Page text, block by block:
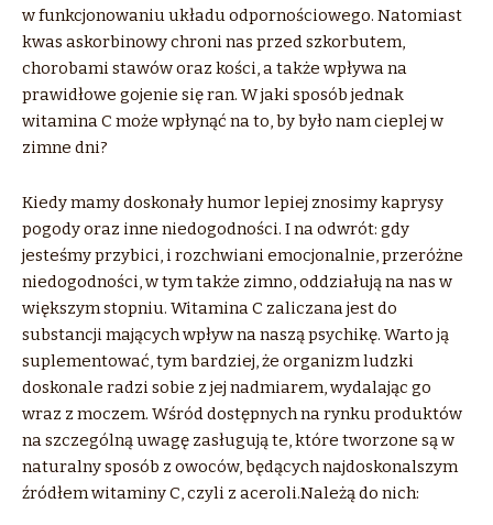
w funkcjonowaniu układu odpornościowego. Natomiast
kwas askorbinowy chroni nas przed szkorbutem,
chorobami stawów oraz kości, a także wpływa na
prawidłowe gojenie się ran. W jaki sposób jednak
witamina C może wpłynąć na to, by było nam cieplej w
zimne dni?
Kiedy mamy doskonały humor lepiej znosimy kaprysy
pogody oraz inne niedogodności. I na odwrót: gdy
jesteśmy przybici, i rozchwiani emocjonalnie, przeróżne
niedogodności, w tym także zimno, oddziałują na nas w
większym stopniu. Witamina C zaliczana jest do
substancji mających wpływ na naszą psychikę. Warto ją
suplementować, tym bardziej, że organizm ludzki
doskonale radzi sobie z jej nadmiarem, wydalając go
wraz z moczem. Wśród dostępnych na rynku produktów
na szczególną uwagę zasługują te, które tworzone są w
naturalny sposób z owoców, będących najdoskonalszym
źródłem witaminy C, czyli z aceroli.Należą do nich: